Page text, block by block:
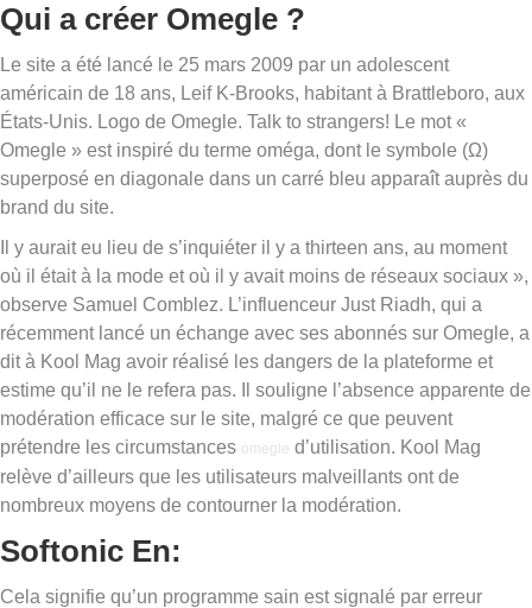
Qui a créer Omegle ?
Le site a été lancé le 25 mars 2009 par un adolescent
américain de 18 ans, Leif K-Brooks, habitant à Brattleboro, aux
États-Unis. Logo de Omegle. Talk to strangers! Le mot «
Omegle » est inspiré du terme oméga, dont le symbole (Ω)
superposé en diagonale dans un carré bleu apparaît auprès du
brand du site.
Il y aurait eu lieu de s’inquiéter il y a thirteen ans, au moment
où il était à la mode et où il y avait moins de réseaux sociaux »,
observe Samuel Comblez. L’influenceur Just Riadh, qui a
récemment lancé un échange avec ses abonnés sur Omegle, a
dit à Kool Mag avoir réalisé les dangers de la plateforme et
estime qu’il ne le refera pas. Il souligne l’absence apparente de
modération efficace sur le site, malgré ce que peuvent
prétendre les circumstances omegle d’utilisation. Kool Mag
relève d’ailleurs que les utilisateurs malveillants ont de
nombreux moyens de contourner la modération.
Softonic En:
Cela signifie qu’un programme sain est signalé par erreur